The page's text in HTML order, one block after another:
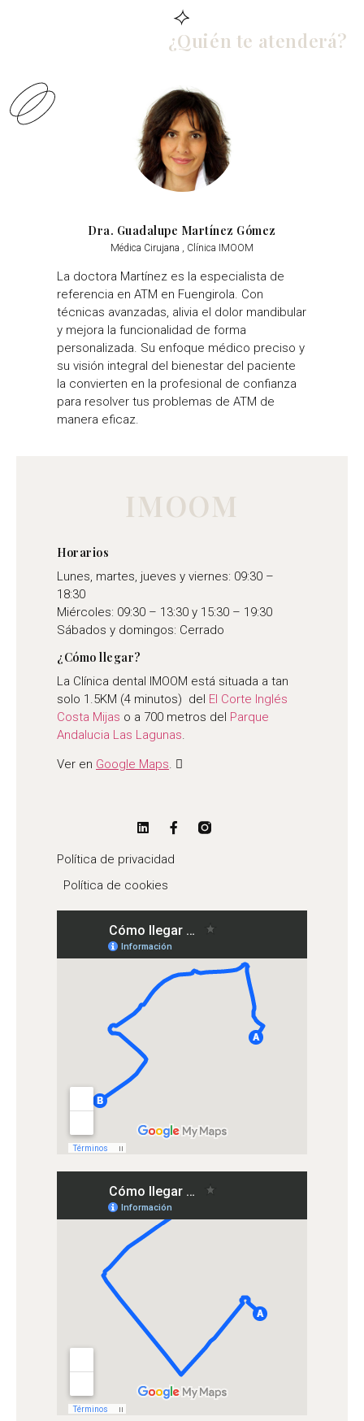
¿Quién te atenderá?
Dra. Guadalupe Martínez Gómez
Médica Cirujana , Clínica IMOOM
La doctora Martínez es la especialista de
referencia en ATM en Fuengirola. Con
técnicas avanzadas, alivia el dolor mandibular
y mejora la funcionalidad de forma
personalizada. Su enfoque médico preciso y
su visión integral del bienestar del paciente
la convierten en la profesional de confianza
para resolver tus problemas de ATM de
manera eficaz.
IMOOM
Horarios
Lunes, martes, jueves y viernes: 09:30 –
18:30
Miércoles: 09:30 – 13:30 y 15:30 – 19:30
Sábados y domingos: Cerrado
¿Cómo llegar?
La Clínica dental IMOOM está situada a tan
solo 1.5KM (4 minutos) del El Corte Inglés
Costa Mijas o a 700 metros del Parque
Andalucia Las Lagunas.
Ver en Google Maps.
Política de privacidad
Política de cookies